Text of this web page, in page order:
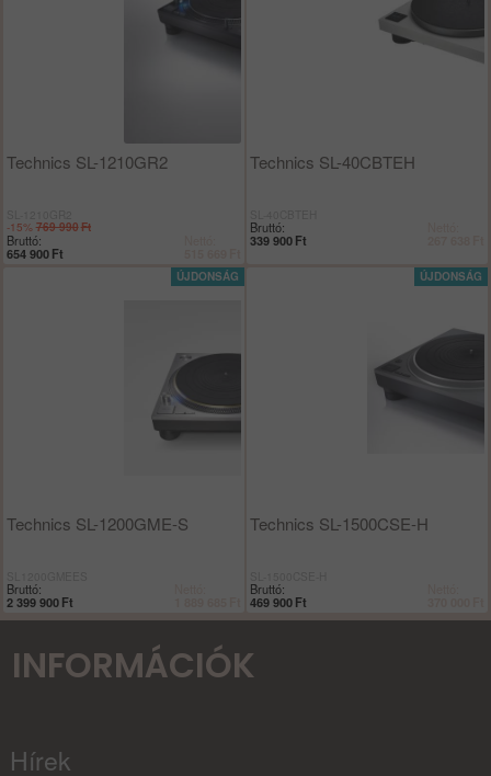
Technics SL-1210GR2
-15% 769 990Ft
Bruttó:
654 900 Ft
Technics SL-40CBTEH
Bruttó:
339 900 Ft
Technics SL-1200GME-S
Bruttó:
2 399 900 Ft
Technics SL-1500CSE-H
Bruttó:
469 900 Ft
INFORMÁCIÓK
Hírek